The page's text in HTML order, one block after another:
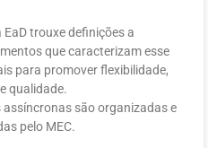
trouxe definições a
que caracterizam esse
para promover flexibilidade,
qualidade.
são organizadas e
pelo MEC.